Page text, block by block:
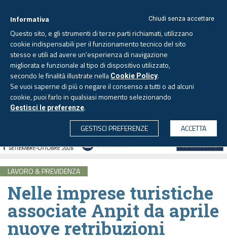
CERCA
Sabato, 8 agosto 2026 - Aggiornato alle 6.00
LAVORO & PREVIDENZA
Nelle imprese turistiche
associate Anpit da aprile
nuove retribuzioni
Chiudi senza accettare
Informativa
Questo sito, e gli strumenti di terze parti richiamati, utilizzano
cookie indispensabili per il funzionamento tecnico del sito
stesso e utili ad avere un'esperienza di navigazione
migliorata e funzionale al tipo di dispositivo utilizzato,
secondo le finalità illustrate nella Cookie Policy.
Se vuoi saperne di più o negare il consenso a tutti o ad alcuni
cookie, puoi farlo in qualsiasi momento selezionando
Gestisci le preferenze.
GESTISCI PREFERENZE
ACCETTA